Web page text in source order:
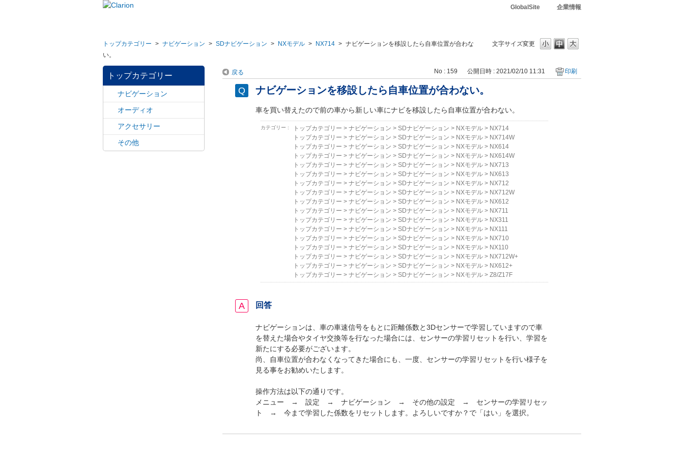
GlobalSite 企業情報
文字サイズ変更
トップカテゴリー > ナビゲーション > SDナビゲーション > NXモデル > NX714 > ナビゲーションを移設したら自車位置が合わな
い。
トップカテゴリー
ナビゲーション
オーディオ
アクセサリー
その他
戻る No : 159 公開日時 : 2021/02/10 11:31 印刷
ナビゲーションを移設したら自車位置が合わない。
車を買い替えたので前の車から新しい車にナビを移設したら自車位置が合わない。
カテゴリー : トップカテゴリー > ナビゲーション > SDナビゲーション > NXモデル > NX714
トップカテゴリー > ナビゲーション > SDナビゲーション > NXモデル > NX714W
トップカテゴリー > ナビゲーション > SDナビゲーション > NXモデル > NX614
トップカテゴリー > ナビゲーション > SDナビゲーション > NXモデル > NX614W
トップカテゴリー > ナビゲーション > SDナビゲーション > NXモデル > NX713
トップカテゴリー > ナビゲーション > SDナビゲーション > NXモデル > NX613
トップカテゴリー > ナビゲーション > SDナビゲーション > NXモデル > NX712
トップカテゴリー > ナビゲーション > SDナビゲーション > NXモデル > NX712W
トップカテゴリー > ナビゲーション > SDナビゲーション > NXモデル > NX612
トップカテゴリー > ナビゲーション > SDナビゲーション > NXモデル > NX711
トップカテゴリー > ナビゲーション > SDナビゲーション > NXモデル > NX311
トップカテゴリー > ナビゲーション > SDナビゲーション > NXモデル > NX111
トップカテゴリー > ナビゲーション > SDナビゲーション > NXモデル > NX710
トップカテゴリー > ナビゲーション > SDナビゲーション > NXモデル > NX110
トップカテゴリー > ナビゲーション > SDナビゲーション > NXモデル > NX712W+
トップカテゴリー > ナビゲーション > SDナビゲーション > NXモデル > NX612+
トップカテゴリー > ナビゲーション > SDナビゲーション > NXモデル > Z8/Z17F
回答
ナビゲーションは、車の車速信号をもとに距離係数と3Dセンサーで学習していますので車
を替えた場合やタイヤ交換等を行なった場合には、センサーの学習リセットを行い、学習を
新たにする必要がございます。
尚、自車位置が合わなくなってきた場合にも、一度、センサーの学習リセットを行い様子を
見る事をお勧めいたします。
操作方法は以下の通りです。
メニュー → 設定 → ナビゲーション → その他の設定 → センサーの学習リセッ
ト → 今まで学習した係数をリセットします。よろしいですか？で「はい」を選択。